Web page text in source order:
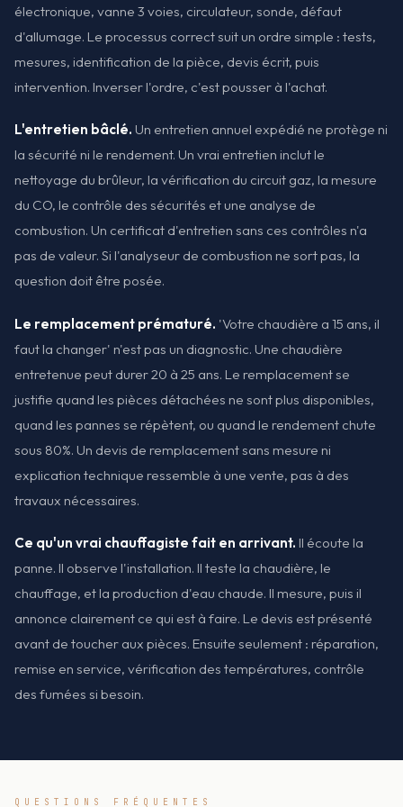
électronique, vanne 3 voies, circulateur, sonde, défaut
d'allumage. Le processus correct suit un ordre simple : tests,
mesures, identification de la pièce, devis écrit, puis
intervention. Inverser l'ordre, c'est pousser à l'achat.
L'entretien bâclé. Un entretien annuel expédié ne protège ni
la sécurité ni le rendement. Un vrai entretien inclut le
nettoyage du brûleur, la vérification du circuit gaz, la mesure
du CO, le contrôle des sécurités et une analyse de
combustion. Un certificat d'entretien sans ces contrôles n'a
pas de valeur. Si l'analyseur de combustion ne sort pas, la
question doit être posée.
Le remplacement prématuré. 'Votre chaudière a 15 ans, il
faut la changer' n'est pas un diagnostic. Une chaudière
entretenue peut durer 20 à 25 ans. Le remplacement se
justifie quand les pièces détachées ne sont plus disponibles,
quand les pannes se répètent, ou quand le rendement chute
sous 80%. Un devis de remplacement sans mesure ni
explication technique ressemble à une vente, pas à des
travaux nécessaires.
Ce qu'un vrai chauffagiste fait en arrivant. Il écoute la
panne. Il observe l'installation. Il teste la chaudière, le
chauffage, et la production d'eau chaude. Il mesure, puis il
annonce clairement ce qui est à faire. Le devis est présenté
avant de toucher aux pièces. Ensuite seulement : réparation,
remise en service, vérification des températures, contrôle
des fumées si besoin.
QUESTIONS FRÉQUENTES